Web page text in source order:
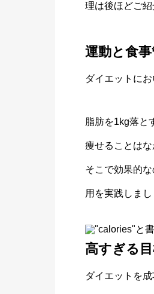
理は後ほどご紹
運動と食
ダイエットにお
脂肪を1kg落と
痩せることはな
そこで効果的
用を実践しまし
高すぎる
ダイエットを